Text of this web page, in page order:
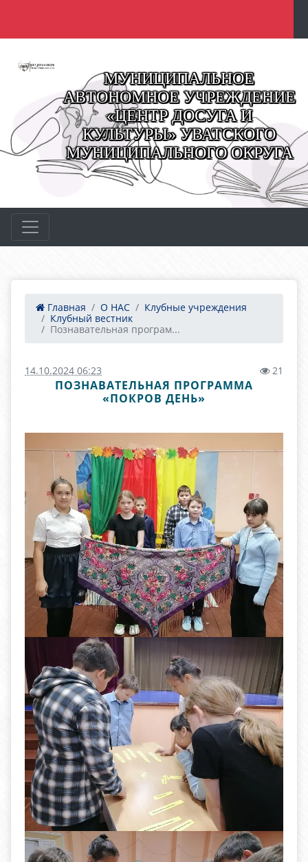
МУНИЦИПАЛЬНОЕ
АВТОНОМНОЕ УЧРЕЖДЕНИЕ
«ЦЕНТР ДОСУГА И
КУЛЬТУРЫ» УВАТСКОГО
МУНИЦИПАЛЬНОГО ОКРУГА
Главная О НАС
Клубные учреждения
Клубный вестник
Познавательная програм...
14.10.2024 06:23 21
ПОЗНАВАТЕЛЬНАЯ ПРОГРАММА
«ПОКРОВ ДЕНЬ»